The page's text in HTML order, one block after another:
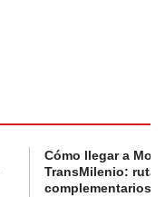
Cómo llegar a
TransMilenio:
complementarios